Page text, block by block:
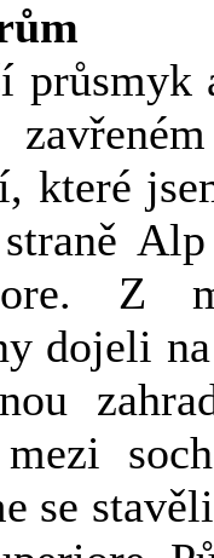
které
Z
dojeli
se